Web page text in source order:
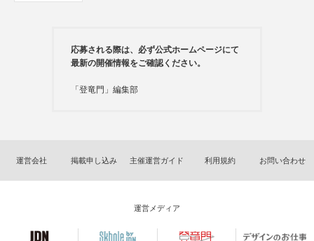
応募される際は、必ず公式ホームページにて
最新の開催情報をご確認ください。
「登竜門」編集部
運営会社 掲載申し込み 主催運営ガイド 利用規約 お問い合わせ
運営メディア